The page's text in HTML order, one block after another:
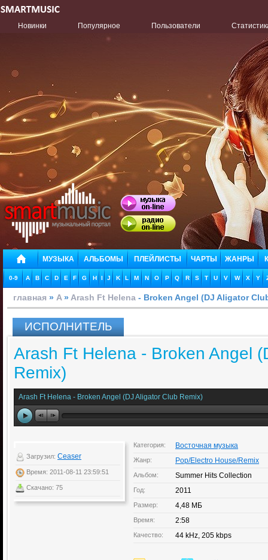
Новинки Популярное Пользователи
МУЗЫКА АЛЬБОМЫ ПЛЕЙЛИСТЫ ЧАРТЫ ЖАНРЫ
0-9 A B C D E F G H I J K L M N O P Q R S T U V W X Y
главная » A » Arash Ft Helena - Broken Angel (DJ Aligator
ИСПОЛНИТЕЛЬ
Arash Ft Helena - Broken Angel
Remix)
Arash Ft Helena - Broken Angel (DJ Aligator Club Remix)
Загрузил: Ceaser
Время: 2011-08-11 23:59:51
Скачано: 75
Категория: Восточная музыка
Жанр: Pop/Electro House/Remix
Альбом: Summer Hits Collection
Год: 2011
Размер: 4,48 МБ
Время: 2:58
Качество: 44 kHz, 205 kbps